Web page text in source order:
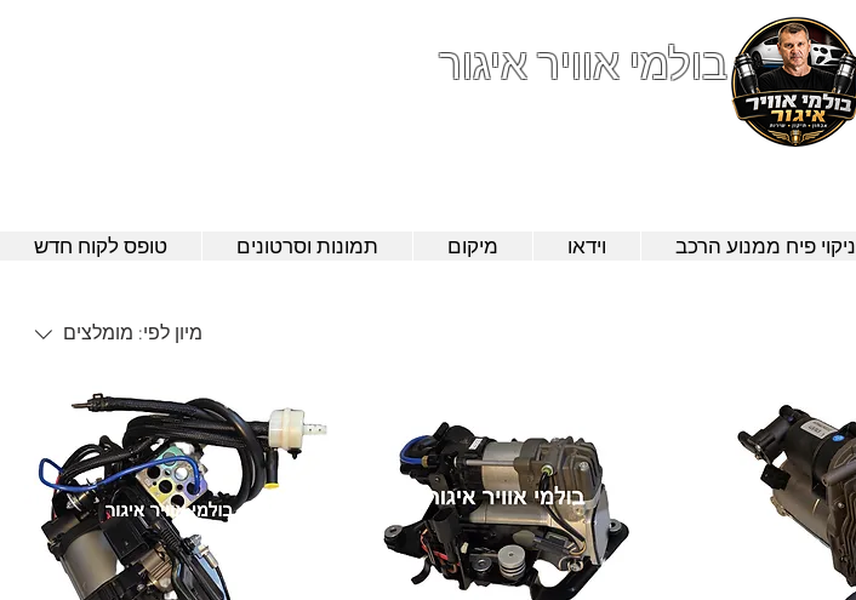
בולמי אוויר איגור
ניקוי פיח ממנוע הרכב וידאו מיקום תמונות וסרטונים טופס לקוח חדש
מיון לפי: מומלצים